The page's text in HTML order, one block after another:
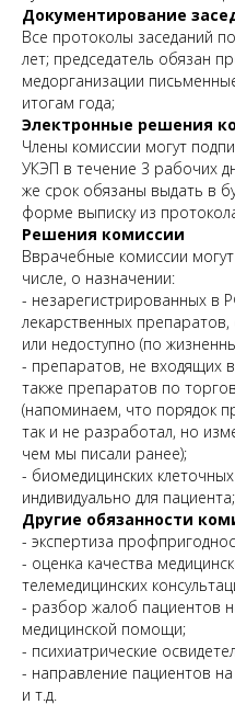
Документирование
Все протоколы заседаний
лет; председатель обязан
медорганизации
итогам года;
Электронные решения
Члены комиссии могут
УКЭП в течение 3 рабочих
же срок обязаны выдать в
форме выписку из
Решения комиссии
Вврачебные комиссии
числе, о назначении:
- незарегистрированных в
лекарственных
или недоступно (по
- препаратов, не входящих
также препаратов по
(напоминаем, что порядок
так и не разработал, но
чем мы писали ранее);
- биомедицинских
индивидуально для пациента;
Другие обязанности
- экспертиза
- оценка качества
телемедицинских
- разбор жалоб пациентов
медицинской помощи;
- психиатрические
- направление пациентов
и т.д.Свяжитесь с нами по телефону
оставьте заявку — мы
Запишитесь
на консультацию